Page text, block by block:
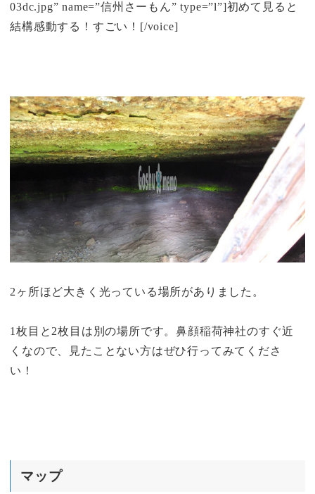
03dc.jpg” name=”信州さーもん” type=”l”]初めて見ると
結構感動する！すごい！[/voice]
2ヶ所ほど大きく光っている場所がありました。
1枚目と2枚目は別の場所です。鼻顔稲荷神社のすぐ近
くなので、見たことない方はぜひ行ってみてくださ
い！
マップ